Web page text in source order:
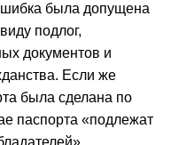
была допущена
подлог,
документов и
Если же
была сделана по
паспорта «подлежат